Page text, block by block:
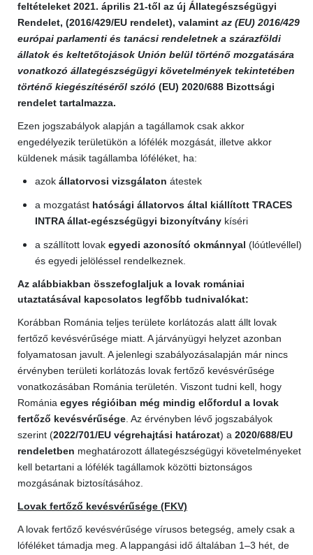
feltételeket 2021. április 21-től az új Állategészségügyi
Rendelet, (2016/429/EU rendelet), valamint az (EU) 2016/429
európai parlamenti és tanácsi rendeletnek a szárazföldi
állatok és keltetőtojások Unión belül történő mozgatására
vonatkozó állategészségügyi követelmények tekintetében
történő kiegészítéséről szóló (EU) 2020/688 Bizottsági
rendelet tartalmazza.
Ezen jogszabályok alapján a tagállamok csak akkor
engedélyezik területükön a lófélék mozgását, illetve akkor
küldenek másik tagállamba lóféléket, ha:
azok állatorvosi vizsgálaton átestek
a mozgatást hatósági állatorvos által kiállított TRACES
INTRA állat-egészségügyi bizonyítvány kíséri
a szállított lovak egyedi azonosító okmánnyal (lóútlevéllel)
és egyedi jelöléssel rendelkeznek.
Az alábbiakban összefoglaljuk a lovak romániai
utaztatásával kapcsolatos legfőbb tudnivalókat:
Korábban Románia teljes területe korlátozás alatt állt lovak
fertőző kevésvérűsége miatt. A járványügyi helyzet azonban
folyamatosan javult. A jelenlegi szabályozásalapján már nincs
érvényben területi korlátozás lovak fertőző kevésvérűsége
vonatkozásában Románia területén. Viszont tudni kell, hogy
Románia egyes régióiban még mindig előfordul a lovak
fertőző kevésvérűsége. Az érvényben lévő jogszabályok
szerint (2022/701/EU végrehajtási határozat) a 2020/688/EU
rendeletben meghatározott állategészségügyi követelményeket
kell betartani a lófélék tagállamok közötti biztonságos
mozgásának biztosításához.
Lovak fertőző kevésvérűsége (FKV)
A lovak fertőző kevésvérűsége vírusos betegség, amely csak a
lóféléket támadja meg. A lappangási idő általában 1–3 hét, de